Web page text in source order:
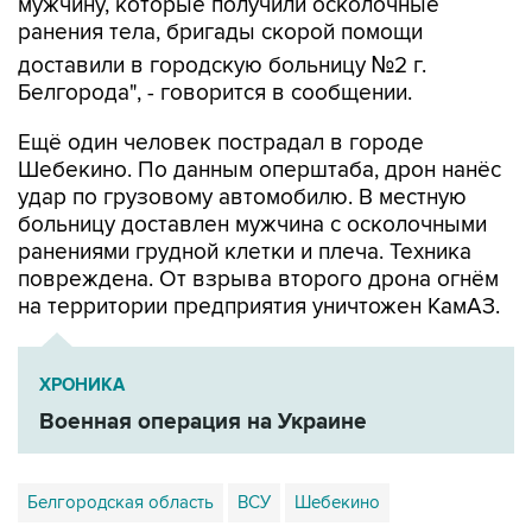
доставили в городскую больницу №2 г.
Белгорода", - говорится в сообщении.
Ещё один человек пострадал в городе
удар по грузовому автомобилю. В местную
больницу доставлен мужчина с осколочными
ранениями грудной клетки и плеча. Техника
повреждена. От взрыва второго дрона огнём
на территории предприятия уничтожен КамАЗ.
ХРОНИКА
Военная операция на Украине
Белгородская область ВСУ Шебекино